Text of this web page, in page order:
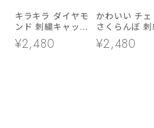
キラキラ ダイヤモ
ンド 刺繍キャップ
cap-a_ss014 帽子
コットン ツイル
¥2,480
かわいい チェ
さくらんぼ 刺
ャップ cap-
a_ss015 帽子
¥2,480